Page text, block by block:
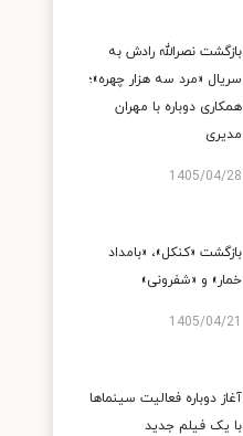
بازگشت نصرالله رادش به
سریال «مرد سه هزار چهره»؛
همکاری دوباره با مهران
مدیری
1405/04/28
بازگشت «کنکل»، «بامداد
خمار» و «شفرونی»
1405/04/21
آغاز دوباره فعالیت سینماها
با یک فیلم جدید